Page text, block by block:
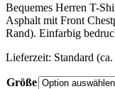
Bequemes Herren T-
Asphalt mit Front
Rand). Einfarbig
Lieferzeit: Standard
Größe